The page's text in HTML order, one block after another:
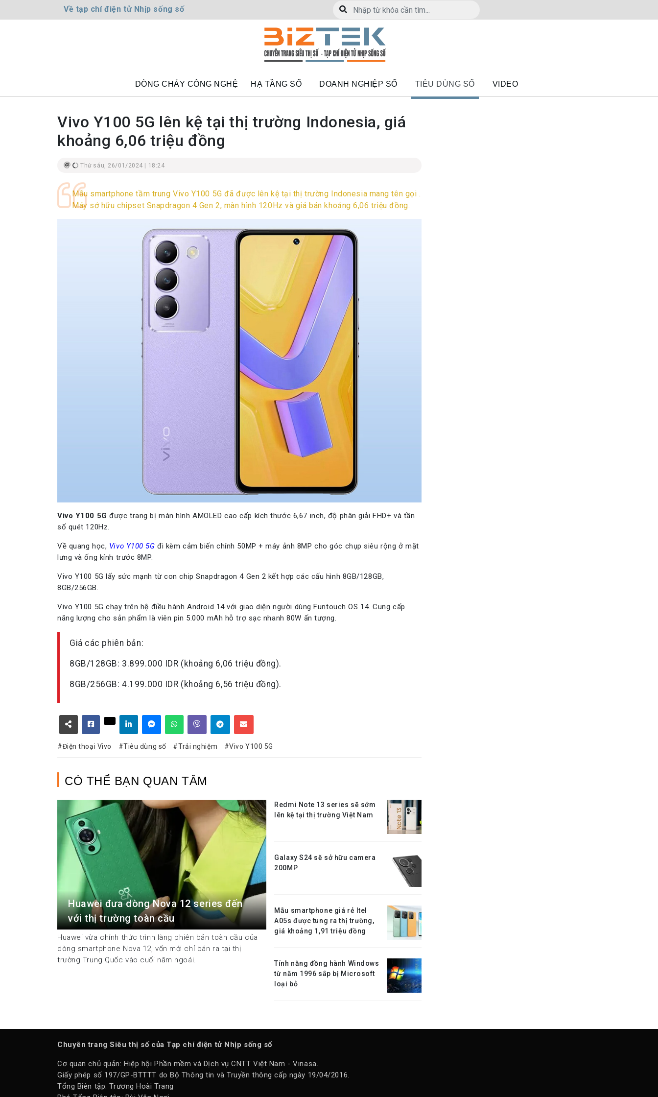
Về tạp chí điện tử Nhịp sống số
DÒNG CHẢY CÔNG NGHỆ HẠ TẦNG SỐ DOANH NGHIỆP SỐ TIÊU DÙNG SỐ VIDEO
Vivo Y100 5G lên kệ tại thị trường Indonesia, giá
khoảng 6,06 triệu đồng
Thứ sáu, 26/01/2024 | 18:24
Mẫu smartphone tầm trung Vivo Y100 5G đã được lên kệ tại thị trường Indonesia mang tên gọi .
Máy sở hữu chipset Snapdragon 4 Gen 2, màn hình 120Hz và giá bán khoảng 6,06 triệu đồng.
Vivo Y100 5G được trang bị màn hình AMOLED cao cấp kích thước 6,67 inch, độ phân giải FHD+ và tần
số quét 120Hz.
Về quang học, Vivo Y100 5G đi kèm cảm biến chính 50MP + máy ảnh 8MP cho góc chụp siêu rộng ở mặt
lưng và ống kính trước 8MP.
Vivo Y100 5G lấy sức mạnh từ con chip Snapdragon 4 Gen 2 kết hợp các cấu hình 8GB/128GB,
8GB/256GB.
Vivo Y100 5G chạy trên hệ điều hành Android 14 với giao diện người dùng Funtouch OS 14. Cung cấp
năng lượng cho sản phẩm là viên pin 5.000 mAh hỗ trợ sạc nhanh 80W ấn tượng.
Giá các phiên bản:
8GB/128GB: 3.899.000 IDR (khoảng 6,06 triệu đồng).
8GB/256GB: 4.199.000 IDR (khoảng 6,56 triệu đồng).
Điện thoại Vivo Tiêu dùng số Trải nghiệm Vivo Y100 5G
CÓ THỂ BẠN QUAN TÂM
Huawei đưa dòng Nova 12 series đến
với thị trường toàn cầu
Huawei vừa chính thức trình làng phiên bản toàn cầu của
dòng smartphone Nova 12, vốn mới chỉ bán ra tại thị
trường Trung Quốc vào cuối năm ngoái.
Redmi Note 13 series sẽ sớm
lên kệ tại thị trường Việt Nam
Galaxy S24 sẽ sở hữu camera
200MP
Mẫu smartphone giá rẻ Itel
A05s được tung ra thị trường,
giá khoảng 1,91 triệu đồng
Tính năng đồng hành Windows
từ năm 1996 sắp bị Microsoft
loại bỏ
Chuyên trang Siêu thị số của Tạp chí điện tử Nhịp sống số
Cơ quan chủ quản: Hiệp hội Phần mềm và Dịch vụ CNTT Việt Nam - Vinasa.
Giấy phép số 197/GP-BTTTT do Bộ Thông tin và Truyền thông cấp ngày 19/04/2016.
Tổng Biên tập: Trương Hoài Trang